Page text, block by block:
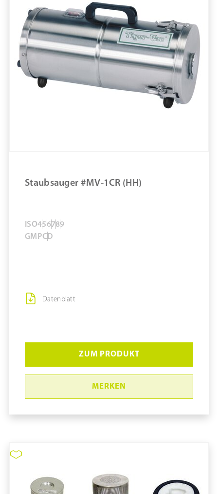
Material
Marke: Tiger-Vac
Art Staubsauger: Trockensauger
Antistatisch
ESD-Eigenschaften
Staubsauger #MV-1CR (HH)
Datenblatt
ISO456789
GMPC D
ZUM PRODUKT
MERKEN
Größe STK